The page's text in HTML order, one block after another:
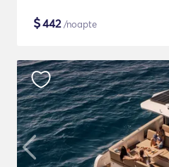
$442/noapte